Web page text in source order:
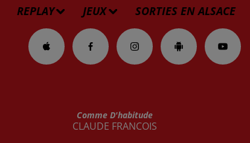
REPLAY JEUX SORTIES EN ALSACE
Comme D'habitude
CLAUDE FRANCOIS